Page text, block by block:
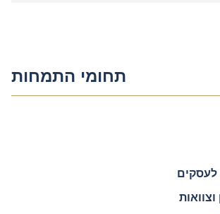
תחומי התמחות
לעסקים